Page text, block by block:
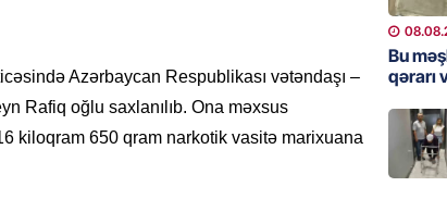
Azərbaycan Respublikası vətəndaşı –
Rafiq oğlu saxlanılıb. Ona məxsus
kiloqram 650 qram narkotik vasitə marixuana
GÜNDƏM
qədər
Bu
qərarı